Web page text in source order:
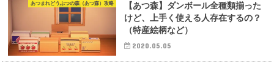
あつまれどうぶつの森（あつ森）攻略
【あつ森】ダンボール全種類揃った
けど、上手く使える人存在するの？
（特産絵柄など）
2020.05.05